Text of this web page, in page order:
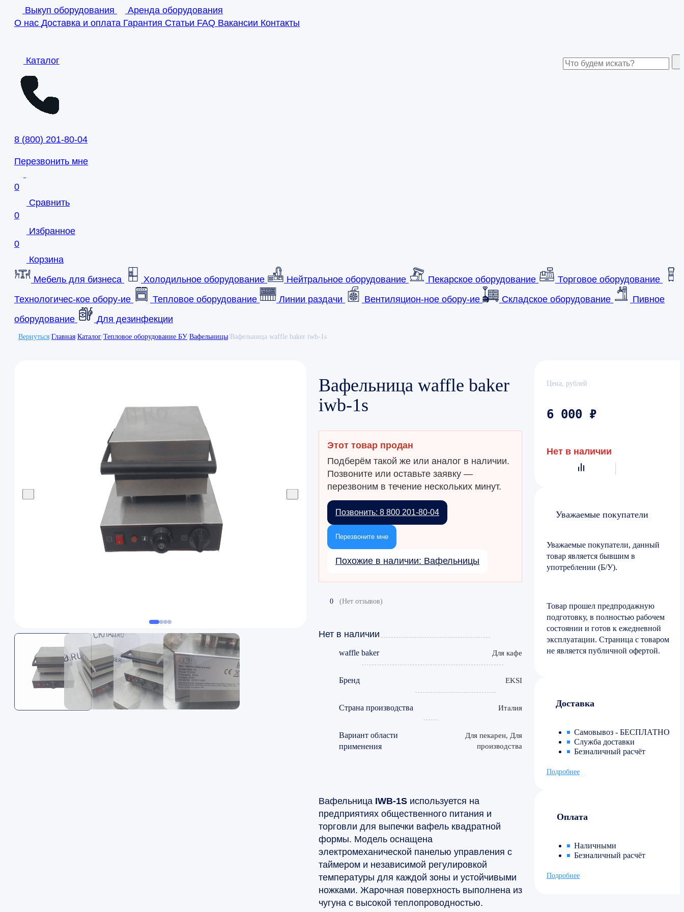
Выкуп оборудования
Аренда оборудования
О нас Доставка и оплата Гарантия Статьи FAQ Вакансии Контакты
Каталог
8 (800) 201-80-04
Перезвонить мне
0
Сравнить
0
Избранное
0
Корзина
Мебель для бизнеса
Холодильное оборудование Нейтральное оборудование Пекарское оборудование
Торговое оборудование
Технологичес-кое обору-ие
Тепловое оборудование Линии раздачи Вентиляцион-ное обору-ие Складское оборудование
Пивное
оборудование
Для дезинфекции
Вернуться/Главная/Каталог/Тепловое оборудование БУ/Вафельницы/ Вафельница waffle baker iwb-1s
Вафельница waffle baker
iwb-1s
Этот товар продан
Подберём такой же или аналог в наличии.
Позвоните или оставьте заявку —
перезвоним в течение нескольких минут.
Позвонить: 8 800 201-80-04
Перезвоните мне
Похожие в наличии: Вафельницы
0 (Нет отзывов)
Нет в наличии
waffle baker Для кафе
Бренд EKSI
Страна производства Италия
Вариант области
применения
Для пекарен, Для
производства
Вафельница IWB-1S используется на
предприятиях общественного питания и
торговли для выпечки вафель квадратной
формы. Модель оснащена
электромеханической панелью управления с
таймером и независимой регулировкой
температуры для каждой зоны и устойчивыми
ножками. Жарочная поверхность выполнена из
чугуна с высокой теплопроводностью.
Цена, рублей
6 000 ₽
Нет в наличии
Уважаемые покупатели
Уважаемые покупатели, данный
товар является бывшим в
употреблении (Б/У).
Товар прошел предпродажную
подготовку, в полностью рабочем
состоянии и готов к ежедневной
эксплуатации. Страница с товаром
не является публичной офертой.
Доставка
Самовывоз - БЕСПЛАТНО
Служба доставки
Безналичный расчёт
Подробнее
Оплата
Наличными
Безналичный расчёт
Подробнее